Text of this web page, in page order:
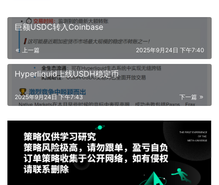
巨额USDC转入Coinbase
上一篇 2025年9月24日 下午7:40
Hyperliquid上线USDH稳定币
下一篇
2025年9月24日 下午7:43